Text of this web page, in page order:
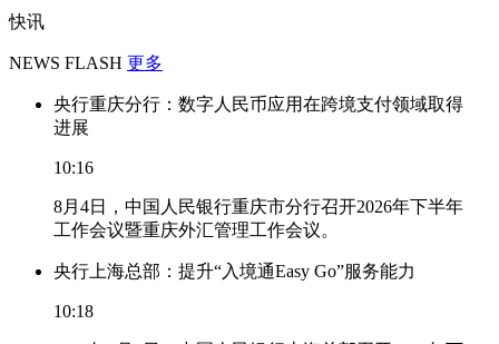
快讯
NEWS FLASH 更多
央行重庆分行：数字人民币应用在跨境支付领域取得
进展
10:16
8月4日，中国人民银行重庆市分行召开2026年下半年
工作会议暨重庆外汇管理工作会议。
央行上海总部：提升“入境通Easy Go”服务能力
10:18